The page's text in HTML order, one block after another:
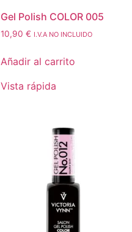
Gel Polish COLOR 005
10,90 € I.V.A NO INCLUIDO
Añadir al carrito
Vista rápida